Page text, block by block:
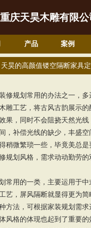
重庆天昊木雕有限公
产品 案例
天昊的高颜值镂空隔断家具
规划常用的办法之一，多
雕工艺，将古风古韵展示的
果，同时不会阻挠天然光
，补偿光线的缺少，丰盛
稍微繁琐一些，毕竟美总是
规划风格，需求动动勤劳的
用的一类，主要运用于中
艺，屏风隔断就显得更为简
方法，可根据家装规划需
风格的体现也起到了重要